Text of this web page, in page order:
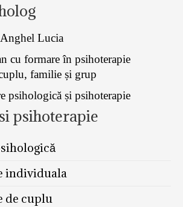
Lucia
cu formare în psihoterapie
familie și grup
psihologică și psihoterapie
psihoterapie
individuala
de cuplu